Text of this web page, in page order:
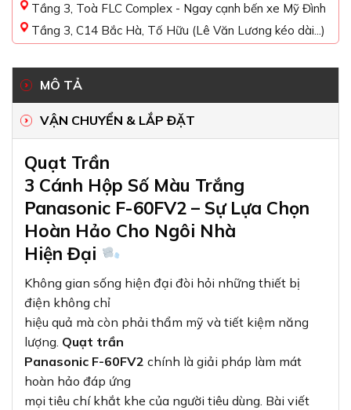
Tầng 3, Toà FLC Complex - Ngay cạnh bến xe Mỹ Đình
Tầng 3, C14 Bắc Hà, Tố Hữu (Lê Văn Lương kéo dài...)
MÔ TẢ
VẬN CHUYỂN & LẮP ĐẶT
Quạt Trần
3 Cánh Hộp Số Màu Trắng
Panasonic F-60FV2 – Sự Lựa Chọn
Hoàn Hảo Cho Ngôi Nhà
Hiện Đại
Không gian sống hiện đại đòi hỏi những thiết bị
điện không chỉ
hiệu quả mà còn phải thẩm mỹ và tiết kiệm năng
lượng. Quạt trần
Panasonic F-60FV2 chính là giải pháp làm mát
hoàn hảo đáp ứng
mọi tiêu chí khắt khe của người tiêu dùng. Bài viết